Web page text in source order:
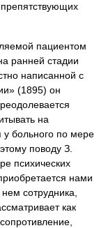
пациентом
ранней стадии
написанной с
(1895) он
на
больного по мере
поводу З.
психических
нами
сотрудника,
как